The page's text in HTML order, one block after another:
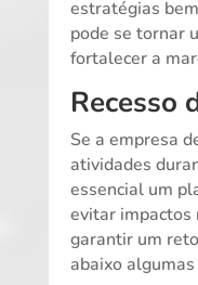
estratégias
pode se tornar
fortalecer a
Recesso
Se a empresa
atividades
essencial um
evitar impactos
garantir um
abaixo